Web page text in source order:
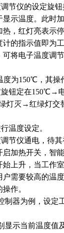
节仪的设定旋
示温度。此时
，红灯亮表示
的指示值即为
将电子温度调
为150℃，其操
钮定在150℃→
灭→红绿灯交
温度设定。
节仪通电，待
加热开关，智
上升，当工作
需要较高的温
作。
制器为例，设定
示当前温度值